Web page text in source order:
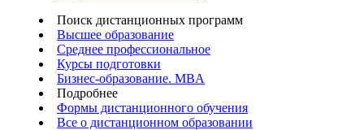
Поиск дистанционных программ
Высшее образование
Среднее профессиональное
Курсы подготовки
Бизнес-образование. MBA
Подробнее
Формы дистанционного обучения
Все о дистанционном образовании